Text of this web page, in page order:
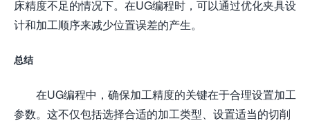
床精度不足的情况下。在UG编程时，可以通过优化夹具设
计和加工顺序来减少位置误差的产生。
总结
在UG编程中，确保加工精度的关键在于合理设置加工
参数。这不仅包括选择合适的加工类型、设置适当的切削